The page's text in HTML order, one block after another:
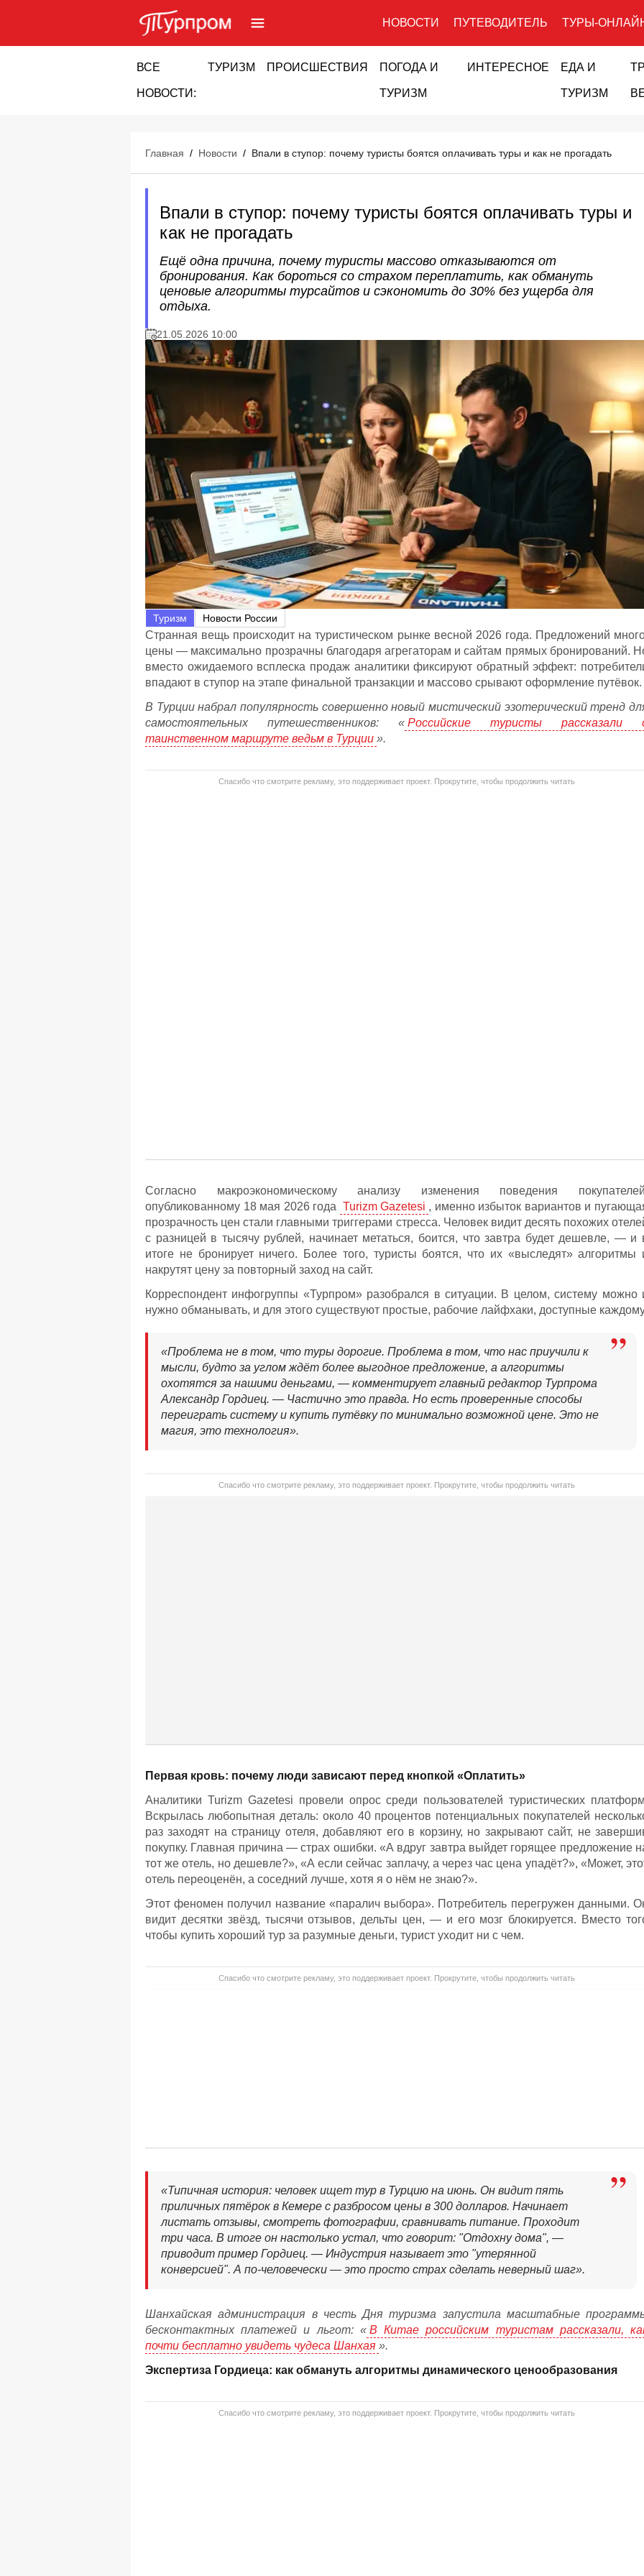
НОВОСТИ ПУТЕВОДИТЕЛЬ ТУРЫ-
ВСЕ
НОВОСТИ:
ТУРИЗМ ПРОИСШЕСТВИЯ ПОГОДА И
ТУРИЗМ
ИНТЕРЕСНОЕ ЕДА И
ТУРИЗМ
Главная / Новости / Впали в ступор: почему туристы боятся оплачивать туры и как не прогадать
Впали в ступор: почему туристы боятся оплачивать туры и
как не прогадать
Ещё одна причина, почему туристы массово отказываются от
бронирования. Как бороться со страхом переплатить, как обмануть
ценовые алгоритмы турсайтов и сэкономить до 30% без ущерба для
отдыха.
21.05.2026 10:00
Туризм Новости России
Странная вещь происходит на туристическом рынке весной 2026 года. Предложений
цены — максимально прозрачны благодаря агрегаторам и сайтам прямых бронирований.
вместо ожидаемого всплеска продаж аналитики фиксируют обратный эффект:
впадают в ступор на этапе финальной транзакции и массово срывают оформление путёвок.
В Турции набрал популярность совершенно новый мистический эзотерический тренд
самостоятельных путешественников: « Российские туристы рассказали
таинственном маршруте ведьм в Турции ».
Спасибо что смотрите рекламу, это поддерживает проект. Прокрутите, чтобы продолжить читать
Согласно макроэкономическому анализу изменения поведения
опубликованному 18 мая 2026 года Turizm Gazetesi , именно избыток вариантов и
прозрачность цен стали главными триггерами стресса. Человек видит десять похожих
с разницей в тысячу рублей, начинает метаться, боится, что завтра будет дешевле, — и
итоге не бронирует ничего. Более того, туристы боятся, что их «выследят» алгоритмы
накрутят цену за повторный заход на сайт.
Корреспондент инфогруппы «Турпром» разобрался в ситуации. В целом, систему можно
нужно обманывать, и для этого существуют простые, рабочие лайфхаки, доступные
«Проблема не в том, что туры дорогие. Проблема в том, что нас приучили к
мысли, будто за углом ждёт более выгодное предложение, а алгоритмы
охотятся за нашими деньгами, — комментирует главный редактор Турпрома
Александр Гордиец. — Частично это правда. Но есть проверенные способы
переиграть систему и купить путёвку по минимально возможной цене. Это не
магия, это технология».
Спасибо что смотрите рекламу, это поддерживает проект. Прокрутите, чтобы продолжить читать
Первая кровь: почему люди зависают перед кнопкой «Оплатить»
Аналитики Turizm Gazetesi провели опрос среди пользователей туристических
Вскрылась любопытная деталь: около 40 процентов потенциальных покупателей
раз заходят на страницу отеля, добавляют его в корзину, но закрывают сайт, не
покупку. Главная причина — страх ошибки. «А вдруг завтра выйдет горящее предложение
тот же отель, но дешевле?», «А если сейчас заплачу, а через час цена упадёт?», «Может,
отель переоценён, а соседний лучше, хотя я о нём не знаю?».
Этот феномен получил название «паралич выбора». Потребитель перегружен данными.
видит десятки звёзд, тысячи отзывов, дельты цен, — и его мозг блокируется. Вместо
чтобы купить хороший тур за разумные деньги, турист уходит ни с чем.
Спасибо что смотрите рекламу, это поддерживает проект. Прокрутите, чтобы продолжить читать
«Типичная история: человек ищет тур в Турцию на июнь. Он видит пять
приличных пятёрок в Кемере с разбросом цены в 300 долларов. Начинает
листать отзывы, смотреть фотографии, сравнивать питание. Проходит
три часа. В итоге он настолько устал, что говорит: "Отдохну дома", —
приводит пример Гордиец. — Индустрия называет это "утерянной
конверсией". А по-человечески — это просто страх сделать неверный шаг».
Шанхайская администрация в честь Дня туризма запустила масштабные
бесконтактных платежей и льгот: « В Китае российским туристам рассказали,
почти бесплатно увидеть чудеса Шанхая ».
Экспертиза Гордиеца: как обмануть алгоритмы динамического ценообразования
Спасибо что смотрите рекламу, это поддерживает проект. Прокрутите, чтобы продолжить читать